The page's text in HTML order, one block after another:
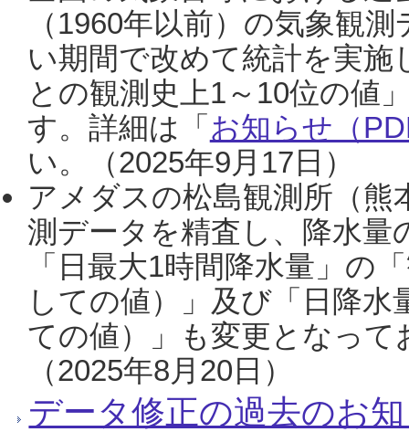
（1960年以前）の気象観
い期間で改めて統計を実
との観測史上1～10位の値
す。詳細は「 お知らせ（
い。（2025年9月17日）
アメダスの松島観測所（熊
測データを精査し、降水
「日最大1時間降水量」の
しての値）」及び「日降
ての値）」も変更となっ
（2025年8月20日）
データ修正の過去のお